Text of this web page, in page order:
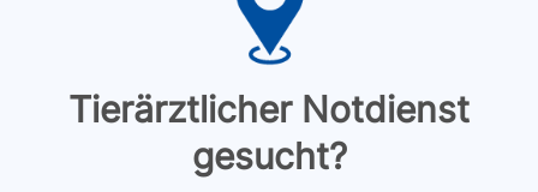
Tierärztlicher Notdienst
gesucht?